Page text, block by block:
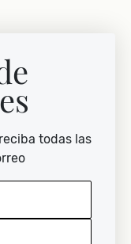
todas las